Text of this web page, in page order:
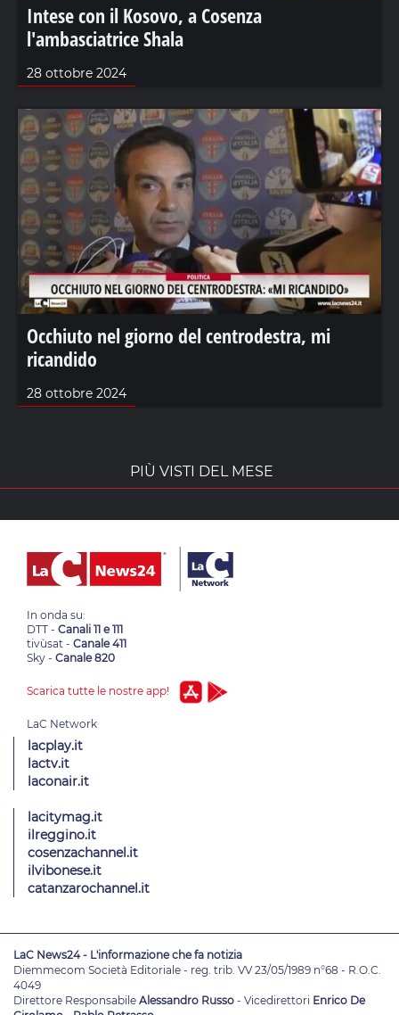
Intese con il Kosovo, a Cosenza
l'ambasciatrice Shala
28 ottobre 2024
Occhiuto nel giorno del centrodestra, mi
ricandido
28 ottobre 2024
PIÙ VISTI DEL MESE
In onda su:
DTT - Canali 11 e 111
tivùsat - Canale 411
Sky - Canale 820
Scarica tutte le nostre app!
lacplay.it
lactv.it
laconair.it
lacitymag.it
ilreggino.it
cosenzachannel.it
ilvibonese.it
catanzarochannel.it
LaC News24 - L'informazione che fa notizia
Diemmecom Società Editoriale - reg. trib. VV 23/05/1989 n°68 - R.O.C.
4049
Direttore Responsabile Alessandro Russo - Vicedirettori Enrico De